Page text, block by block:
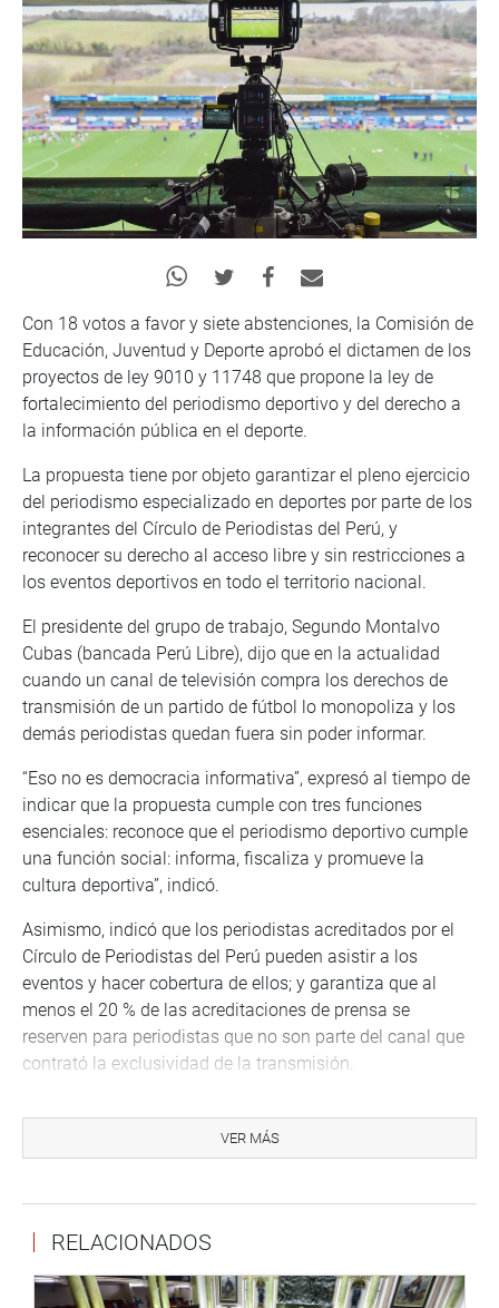
Con 18 votos a favor y siete abstenciones, la Comisión de
Educación, Juventud y Deporte aprobó el dictamen de los
proyectos de ley 9010 y 11748 que propone la ley de
fortalecimiento del periodismo deportivo y del derecho a
la información pública en el deporte.
La propuesta tiene por objeto garantizar el pleno ejercicio
del periodismo especializado en deportes por parte de los
integrantes del Círculo de Periodistas del Perú, y
reconocer su derecho al acceso libre y sin restricciones a
los eventos deportivos en todo el territorio nacional.
El presidente del grupo de trabajo, Segundo Montalvo
Cubas (bancada Perú Libre), dijo que en la actualidad
cuando un canal de televisión compra los derechos de
transmisión de un partido de fútbol lo monopoliza y los
demás periodistas quedan fuera sin poder informar.
“Eso no es democracia informativa”, expresó al tiempo de
indicar que la propuesta cumple con tres funciones
esenciales: reconoce que el periodismo deportivo cumple
una función social: informa, fiscaliza y promueve la
cultura deportiva”, indicó.
Asimismo, indicó que los periodistas acreditados por el
Círculo de Periodistas del Perú pueden asistir a los
eventos y hacer cobertura de ellos; y garantiza que al
menos el 20 % de las acreditaciones de prensa se
reserven para periodistas que no son parte del canal que
contrató la exclusividad de la transmisión.
comerciales? No. Los periodistas no podrán transmitir en
vivo ni usar el contenido comercialmente, solo podrán
mantendrá la exclusividad de transmisión”, indicó.
Según el dictamen de los PL 9010 y 11748 de autoría de
VER MÁS
RELACIONADOS